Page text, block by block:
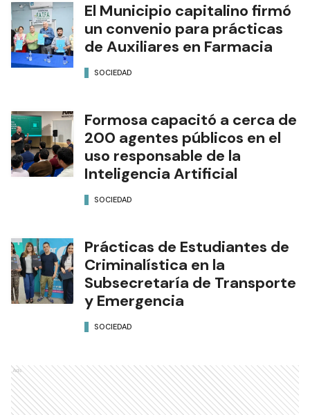
El Municipio capitalino firmó
un convenio para prácticas
de Auxiliares en Farmacia
SOCIEDAD
Formosa capacitó a cerca de
200 agentes públicos en el
uso responsable de la
Inteligencia Artificial
SOCIEDAD
Prácticas de Estudiantes de
Criminalística en la
Subsecretaría de Transporte
y Emergencia
SOCIEDAD
Ads